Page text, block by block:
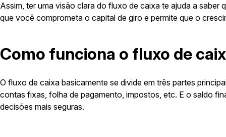
Assim, ter uma visão clara do fluxo de caixa te ajuda a
que você comprometa o capital de giro e permite que o
Como funciona o fluxo de
O fluxo de caixa basicamente se divide em três partes
contas fixas, folha de pagamento, impostos, etc. E o saldo
decisões mais seguras.